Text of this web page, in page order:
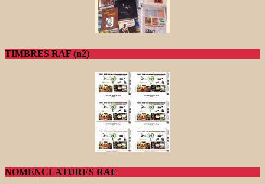
TIMBRES RAF (n2)
NOMENCLATURES RAF